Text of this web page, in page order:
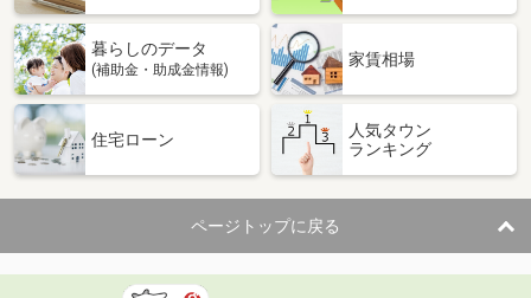
暮らしのデータ
(補助金・助成金情報)
家賃相場
住宅ローン
人気タウン
ランキング
ページトップに戻る